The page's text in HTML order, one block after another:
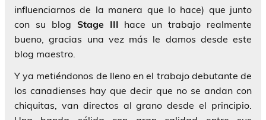
influenciarnos de la manera que lo hace) que junto
con su blog Stage III hace un trabajo realmente
bueno, gracias una vez más le damos desde este
blog maestro.
Y ya metiéndonos de lleno en el trabajo debutante de
los canadienses hay que decir que no se andan con
chiquitas, van directos al grano desde el principio.